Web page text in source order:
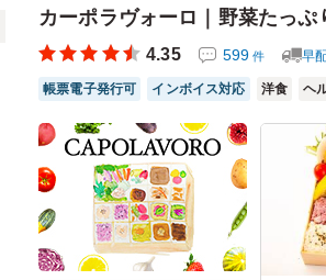
参加者の年齢： 30代～40代 男女比： 男
カーポラヴォーロ｜野菜たっぷ
4.35 599 件 早
帳票電子発行可 インボイス対応 洋食 ヘ